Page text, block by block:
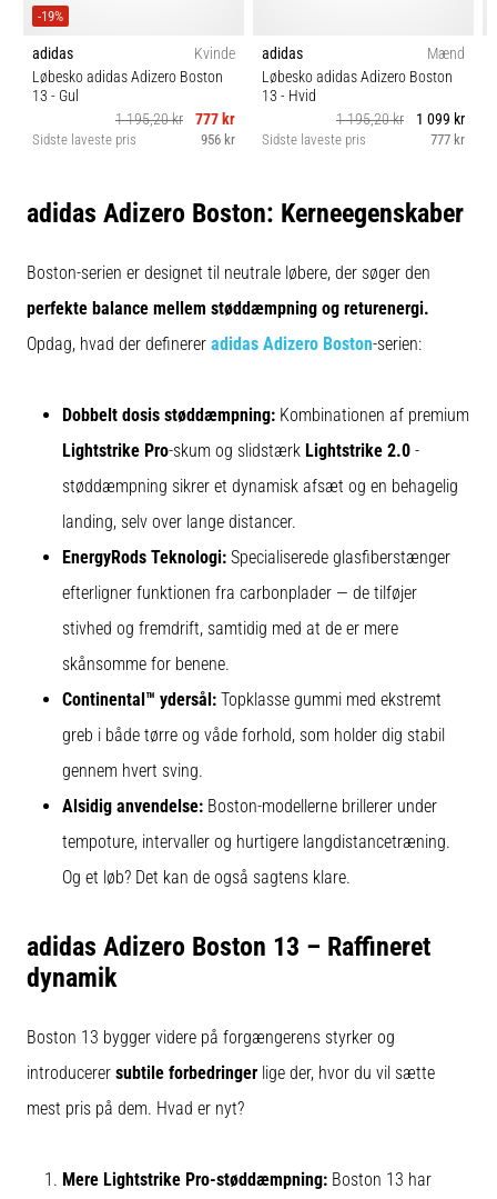
behandling
Oplever
du
skarpe
under
dit
En
de
hyppigste
plantar
fasciitis.
skyldes…
Vis
alle
artikler
-19%
adidas
Kvinde
Løbesko adidas Adizero Boston
13 - Gul
1 195,20 kr
777 kr
Sidste laveste pris 956 kr
adidas
Mænd
Løbesko adidas Adizero Boston
13 - Hvid
1 195,20 kr
1 099 kr
Sidste laveste pris 777 kr
adidas Adizero Boston: Kerneegenskaber
Boston-serien er designet til neutrale løbere, der søger den
perfekte balance mellem støddæmpning og returenergi.
Opdag, hvad der definerer adidas Adizero Boston-serien:
Dobbelt dosis støddæmpning: Kombinationen af premium
Lightstrike Pro-skum og slidstærk Lightstrike 2.0 -
støddæmpning sikrer et dynamisk afsæt og en behagelig
landing, selv over lange distancer.
EnergyRods Teknologi: Specialiserede glasfiberstænger
efterligner funktionen fra carbonplader — de tilføjer
stivhed og fremdrift, samtidig med at de er mere
skånsomme for benene.
Continental™ ydersål: Topklasse gummi med ekstremt
greb i både tørre og våde forhold, som holder dig stabil
gennem hvert sving.
Alsidig anvendelse: Boston-modellerne brillerer under
tempoture, intervaller og hurtigere langdistancetræning.
Og et løb? Det kan de også sagtens klare.
adidas Adizero Boston 13 – Raffineret
dynamik
Boston 13 bygger videre på forgængerens styrker og
introducerer subtile forbedringer lige der, hvor du vil sætte
mest pris på dem. Hvad er nyt?
Mere Lightstrike Pro-støddæmpning: Boston 13 har